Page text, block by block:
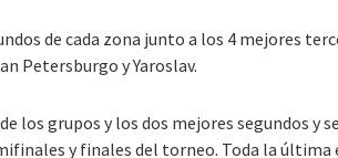
de cada zona junto a los 4 mejores
Petersburgo y Yaroslav.
los grupos y los dos mejores segundos y
y finales del torneo. Toda la